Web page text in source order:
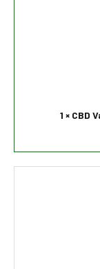
1 × CBD